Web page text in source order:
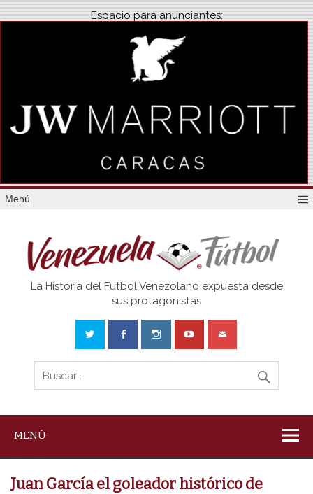
Espacio para anunciantes:
Menú
Venezuela
La Historia del Futbol Venezolano expuesta desde
sus protagonistas
MENÚ
Juan García el goleador histórico de